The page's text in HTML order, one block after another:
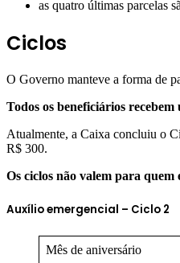
as quatro últimas parcelas
Ciclos
O Governo manteve a forma de
Todos os beneficiários
Atualmente, a Caixa concluiu o
R$ 300.
Os ciclos não valem para
Auxílio emergencial – Ciclo 2
Mês de aniversário